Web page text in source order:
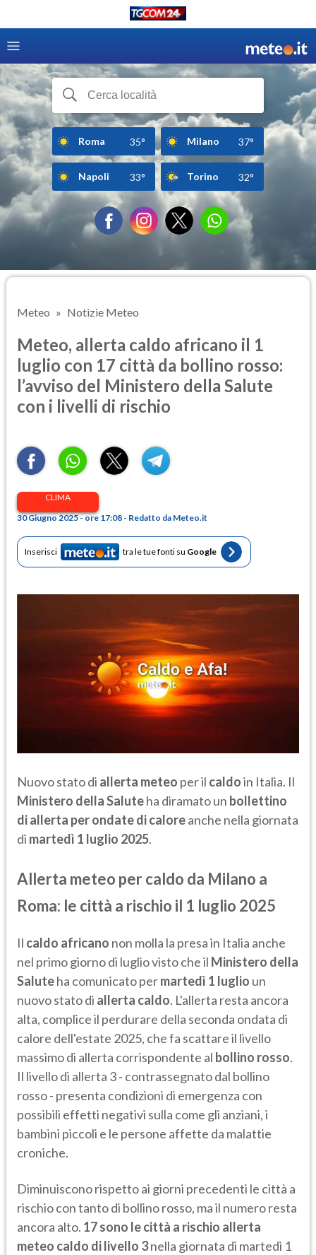
Roma 35° Milano 37°
Napoli 33° Torino 32°
Meteo Notizie Meteo
Meteo, allerta caldo africano il 1
luglio con 17 città da bollino rosso:
l’avviso del Ministero della Salute
con i livelli di rischio
CLIMA
30 Giugno 2025 - ore 17:08 - Redatto da Meteo.it
Inserisci tra le tue fonti su Google
Nuovo stato di allerta meteo per il caldoin Italia. Il
Ministero dellaSaluteha diramato un bollettino
di allerta per ondate di caloreanche nella giornata
di martedì 1 luglio 2025.
Allerta meteo per caldo da Milano a
Roma: le città a rischio il 1 luglio 2025
Il caldo africano non molla la presa in Italia anche
nel primo giorno di luglio visto che il Ministero della
Saluteha comunicato permartedì 1 luglio un
nuovo stato di allerta caldo. L'allerta resta ancora
alta, complice il perdurare della seconda ondata di
calore dell'estate 2025, che fa scattare il livello
massimo di allerta corrispondente al bollino rosso.
Il livello di allerta 3 - contrassegnato dal bollino
rosso - presenta condizioni di emergenza con
possibili effetti negativi sulla come gli anziani, i
bambini piccoli e le persone affette da malattie
croniche.
Diminuiscono rispetto ai giorni precedenti le città a
rischio con tanto di bollino rosso, ma il numero resta
ancora alto. 17 sono lecittà a rischio allerta
meteo caldo di livello 3nella giornata di martedì 1